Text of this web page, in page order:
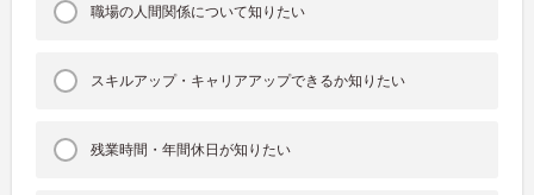
職場の人間関係について知りたい
スキルアップ・キャリアアップできるか知りたい
残業時間・年間休日が知りたい